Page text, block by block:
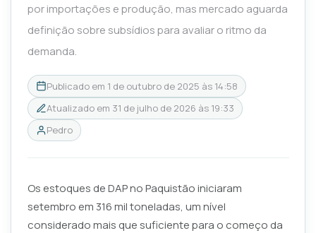
por importações e produção, mas mercado aguarda
definição sobre subsídios para avaliar o ritmo da
demanda.
Publicado em 1 de outubro de 2025 às 14:58
Atualizado em 31 de julho de 2026 às 19:33
Pedro
Os estoques de DAP no Paquistão iniciaram
setembro em 316 mil toneladas, um nível
considerado mais que suficiente para o começo da